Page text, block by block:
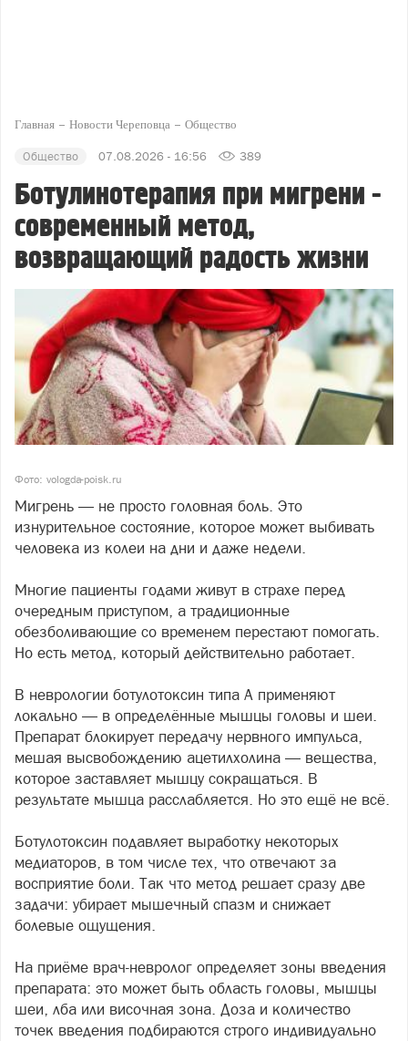
Главная Новости Череповца Общество
Общество 07.08.2026 - 16:56 389
Ботулинотерапия при мигрени -
современный метод,
возвращающий радость жизни
Фото: vologda-poisk.ru
Мигрень — не просто головная боль. Это
изнурительное состояние, которое может выбивать
человека из колеи на дни и даже недели.
Многие пациенты годами живут в страхе перед
очередным приступом, а традиционные
обезболивающие со временем перестают помогать.
Но есть метод, который действительно работает.
В неврологии ботулотоксин типа А применяют
локально — в определённые мышцы головы и шеи.
Препарат блокирует передачу нервного импульса,
мешая высвобождению ацетилхолина — вещества,
которое заставляет мышцу сокращаться. В
результате мышца расслабляется. Но это ещё не всё.
Ботулотоксин подавляет выработку некоторых
медиаторов, в том числе тех, что отвечают за
восприятие боли. Так что метод решает сразу две
задачи: убирает мышечный спазм и снижает
болевые ощущения.
На приёме врач-невролог определяет зоны введения
препарата: это может быть область головы, мышцы
шеи, лба или височная зона. Доза и количество
точек введения подбираются строго индивидуально